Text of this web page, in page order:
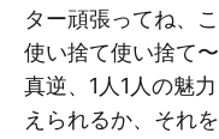
ター頑張ってね、
使い捨て使い捨て
真逆、1人1人の魅
えられるか、それ